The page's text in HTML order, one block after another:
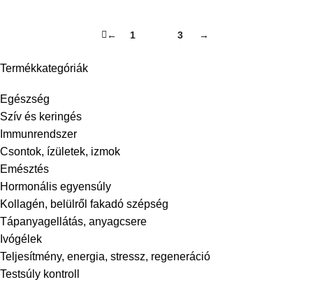
Termékkategóriák
Egészség
Szív és keringés
Immunrendszer
Csontok, ízületek, izmok
Emésztés
Hormonális egyensúly
Kollagén, belülről fakadó szépség
Tápanyagellátás, anyagcsere
Ivógélek
Teljesítmény, energia, stressz, regeneráció
Testsúly kontroll
← 1 3 →